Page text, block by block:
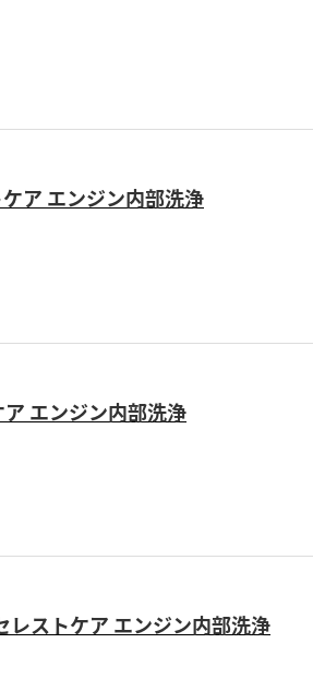
ア エンジン内部洗浄
エンジン内部洗浄
ストケア エンジン内部洗浄